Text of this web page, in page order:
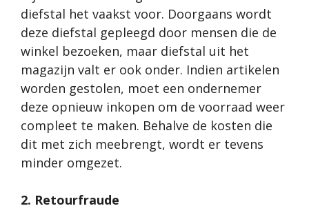
diefstal het vaakst voor. Doorgaans wordt
deze diefstal gepleegd door mensen die de
winkel bezoeken, maar diefstal uit het
magazijn valt er ook onder. Indien artikelen
worden gestolen, moet een ondernemer
deze opnieuw inkopen om de voorraad weer
compleet te maken. Behalve de kosten die
dit met zich meebrengt, wordt er tevens
minder omgezet.
2. Retourfraude